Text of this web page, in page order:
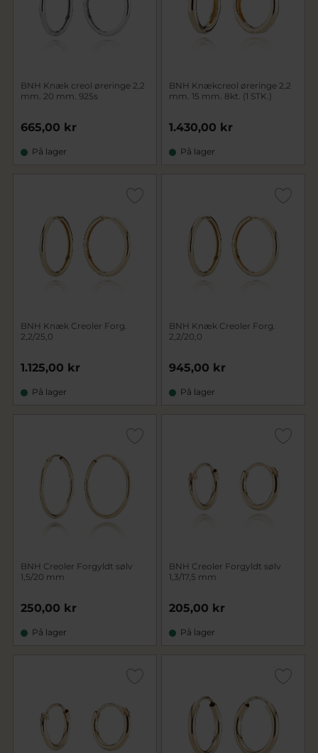
BNH Knæk creol øreringe 2,2
mm. 20 mm. 925s
665,00 kr
På lager
BNH Knækcreol øreringe 2,2
mm. 15 mm. 8kt. (1 STK.)
1.430,00 kr
På lager
BNH Knæk Creoler Forg.
2,2/25,0
1.125,00 kr
På lager
BNH Knæk Creoler Forg.
2,2/20,0
945,00 kr
På lager
BNH Creoler Forgyldt sølv
1,5/20 mm
250,00 kr
På lager
BNH Creoler Forgyldt sølv
1,3/17,5 mm
205,00 kr
På lager